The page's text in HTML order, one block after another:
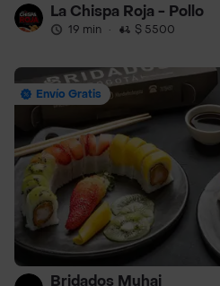
La Chispa Roja - Pollo
19 min · $ 5500
Envío Gratis
Bridados Muhai